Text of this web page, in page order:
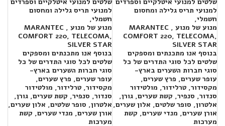
למנועי תריס גלילה ומחסום
חשמלי,
מנוע של מנוע , MARANTEC
COMFORT 220, TELECOMA,
SILVER STAR
בנוסף אנו מתכנתים ומספקים
שלטים לכל סוגי התדרים של כל
סוגי חברות השערים בארץ-
עופר שערים, פרץ שערים,
מקסידור, טרלידור, מולטידור
סנדור, סנפיר, קשת שערים, גורן,
אלטרון, סופר שלטים, אלון שערים,
אורן שערים, מנדי שערים, קשת
מערכות
למנועי תריס גלילה ומחסום
חשמלי,
מנוע של מנוע , MARANTEC
COMFORT 220, TELECOMA,
SILVER STAR
בנוסף אנו מתכנתים ומספקים
שלטים לכל סוגי התדרים של כל
סוגי חברות השערים בארץ-
עופר שערים, פרץ שערים,
מקסידור, טרלידור, מולטידור
סנדור, סנפיר, קשת שערים, גורן,
אלטרון, סופר שלטים, אלון שערים,
אורן שערים, מנדי שערים, קשת
מערכות